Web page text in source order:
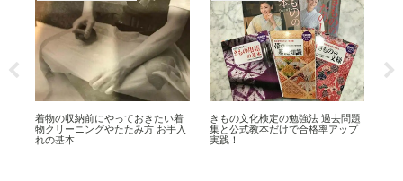
着物の収納前にやっておきたい着
物クリーニングやたたみ方 お手入
れの基本
きもの文化検定の勉強法 過去問題
集と公式教本だけで合格率アップ
実践！